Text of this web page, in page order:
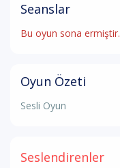
Seanslar
Bu oyun sona ermiştir.
Oyun Özeti
Sesli Oyun
Seslendirenler